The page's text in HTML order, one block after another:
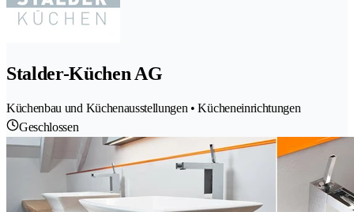
Stalder-Küchen AG
Küchenbau und Küchenausstellungen • Kücheneinrichtungen
Geschlossen